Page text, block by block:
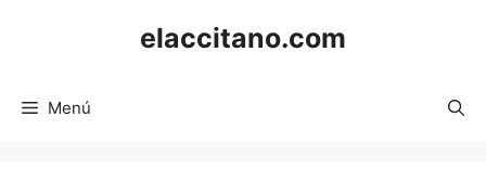
elaccitano.com
Menú